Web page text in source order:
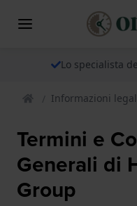
Lo specialista
Informazioni
Termini e
Generali di
Group